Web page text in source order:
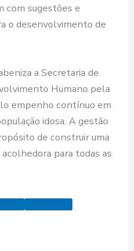
com sugestões e
o desenvolvimento de
a Secretaria de
Humano pela
empenho contínuo em
idosa. A gestão
de construir uma
para todas as